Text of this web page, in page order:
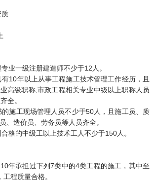
一级注册建造师不少于12人。
年以上从事工程施工技术管理工作经历，且
高级职称;市政工程相关专业中级以上职称人员
全。
工现场管理人员不少于50人，且施工员、质
、造价员、劳务员等人员齐全。
的中级工以上技术工人不少于150人。
承担过下列7类中的4类工程的施工，其中至
程质量合格。